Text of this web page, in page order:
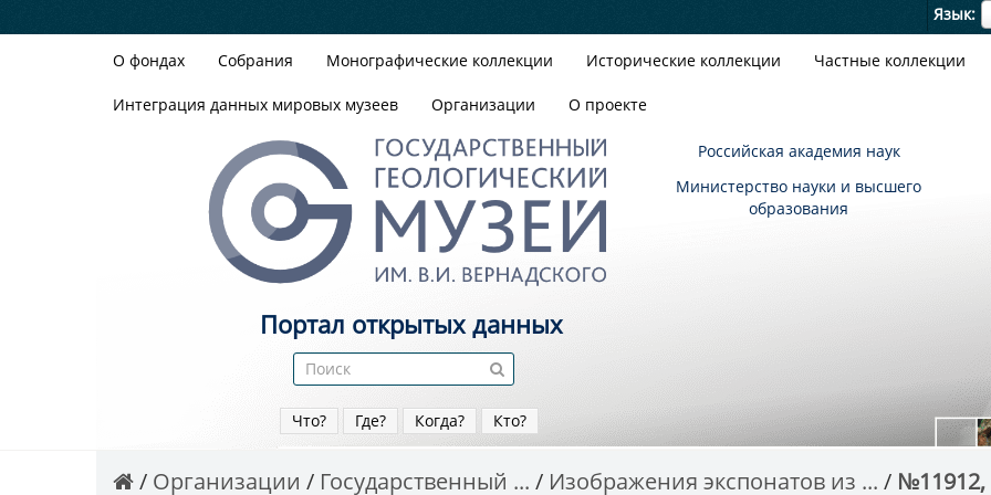
Язык
О фондах Собрания Монографические коллекции Исторические коллекции Частные коллекции
Интеграция данных мировых музеев Организации О проекте
Российская академия наук
Министерство науки и высшего
образования
Портал открытых данных
Что? Где? Когда? Кто?
Организации Государственный ... Изображения экспонатов из ...